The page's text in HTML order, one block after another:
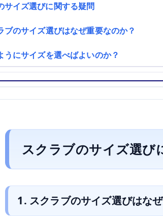
サイズ選びに関する疑問
ブのサイズ選びはなぜ重要なのか？
うにサイズを選べばよいのか？
スクラブのサイズ選び
1. スクラブのサイズ選びはな